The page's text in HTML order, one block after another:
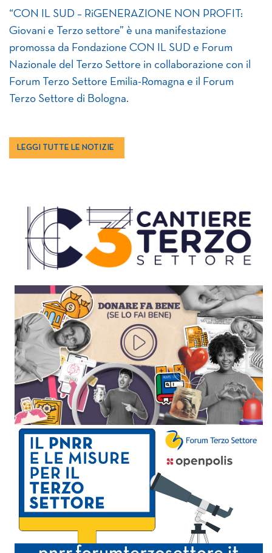
“CON IL SUD – RiGENERAZIONE NON PROFIT:
Giovani e Terzo settore” è una manifestazione
promossa da Fondazione CON IL SUD e Forum
Nazionale del Terzo Settore in collaborazione con il
Forum Terzo Settore Emilia-Romagna e il Forum
Terzo Settore di Bologna.
LEGGI TUTTE LE NOTIZIE